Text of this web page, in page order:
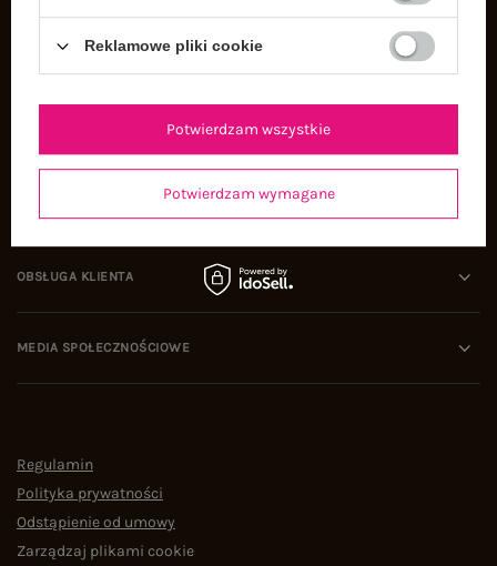
Lista zakupionych produktów
Historia transakcji
OBSŁUGA KLIENTA
MEDIA SPOŁECZNOŚCIOWE
Regulamin
Polityka prywatności
Odstąpienie od umowy
Zarządzaj plikami cookie
Reklamowe pliki cookie
Potwierdzam wymagane
Potwierdzam wszystkie